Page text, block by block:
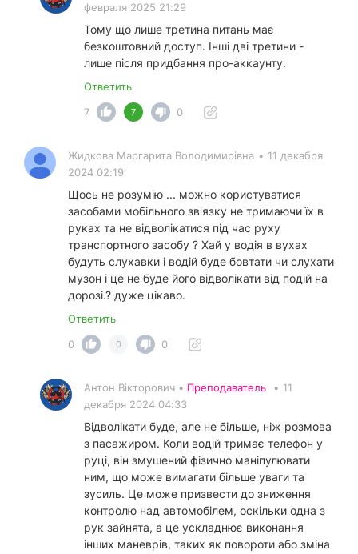
февраля 2025 21:29
Тому що лише третина питань має
безкоштовний доступ. Інші дві третини -
лише після придбання про-аккаунту.
Ответить
7
7 0
Жидкова Маргарита Володимирівна • 11 декабря
2024 02:19
Щось не розумію ... можно користуватися
засобами мобільного зв'язку не тримаючи їх в
руках та не відволікатися під час руху
транспортного засобу ? Хай у водія в вухах
будуть слухавки і водій буде бовтати чи слухати
музон і це не буде його відволікати від подій на
дорозі.? дуже цікаво.
Ответить
0
0 0
Антон Вікторович • Преподаватель • 11
декабря 2024 04:33
Відволікати буде, але не більше, ніж розмова
з пасажиром. Коли водій тримає телефон у
руці, він змушений фізично маніпулювати
ним, що може вимагати більше уваги та
зусиль. Це може призвести до зниження
контролю над автомобілем, оскільки одна з
рук зайнята, а це ускладнює виконання
інших маневрів, таких як повороти або зміна